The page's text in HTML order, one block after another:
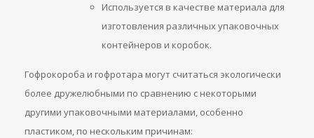
Используется в качестве материала для
изготовления различных упаковочных
контейнеров и коробок.
Гофрокороба и гофротара могут считаться экологически
более дружелюбными по сравнению с некоторыми
другими упаковочными материалами, особенно
пластиком, по нескольким причинам: